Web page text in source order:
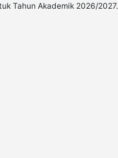
Tahun Akademik 2026/2027.